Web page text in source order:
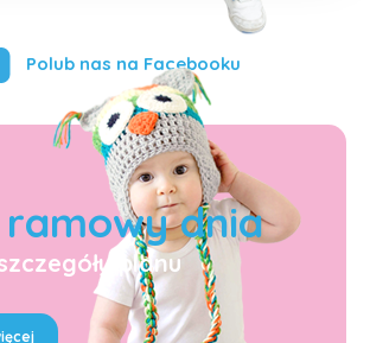
Polub nas na Facebooku
ramowy dnia
planu